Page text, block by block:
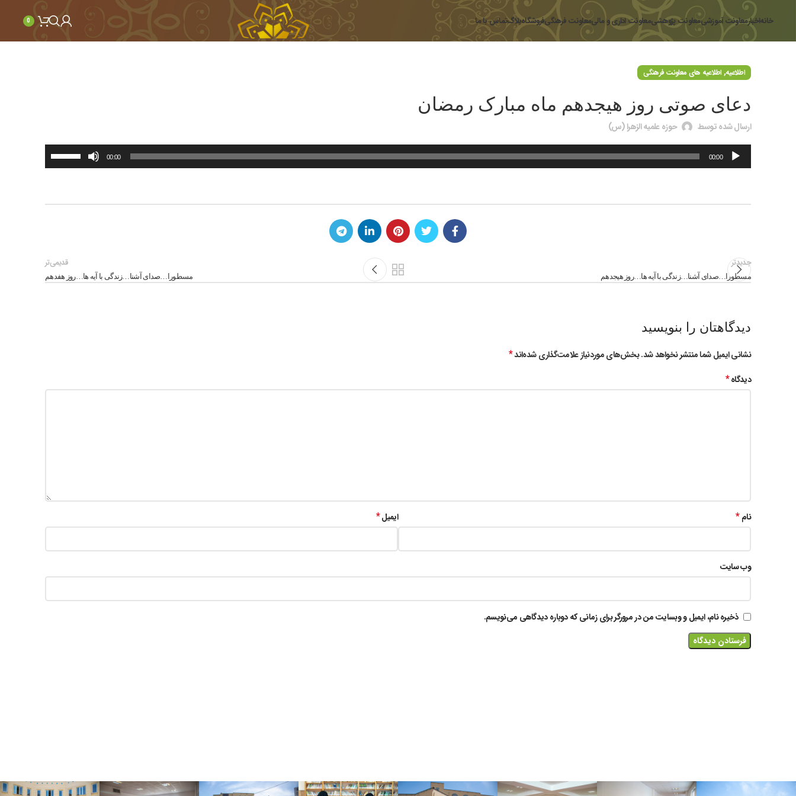
خانهاخبارمعاونت آموزشیمعاونت پژوهشیمعاونت اداری و مالیمعاونت فرهنگیفروشگاهبلاگتماس با ما 0
اطلاعیه, اطلاعیه های معاونت فرهنگی
دعای صوتی روز هیجدهم ماه مبارک رمضان
ارسال شده توسط
حوزه علمیه الزهرا (س)
پخش‌کننده
صوت
00:00
00:00
صدا
پایین
استفاده
جدیدتر
مسطورا…صدای آشنا…زندگی با آیه ها…روز هیجدهم
قدیمی‌تر
مسطورا…صدای آشنا…زندگی با آیه ها…روز هفدهم
دیدگاهتان را بنویسید
نشانی ایمیل شما منتشر نخواهد شد.بخش‌های موردنیاز علامت‌گذاری شده‌اند*
دیدگاه*
نام* ایمیل*
وب‌ سایت
ذخیره نام، ایمیل و وبسایت من در مرورگر برای زمانی که دوباره دیدگاهی می‌نویسم.